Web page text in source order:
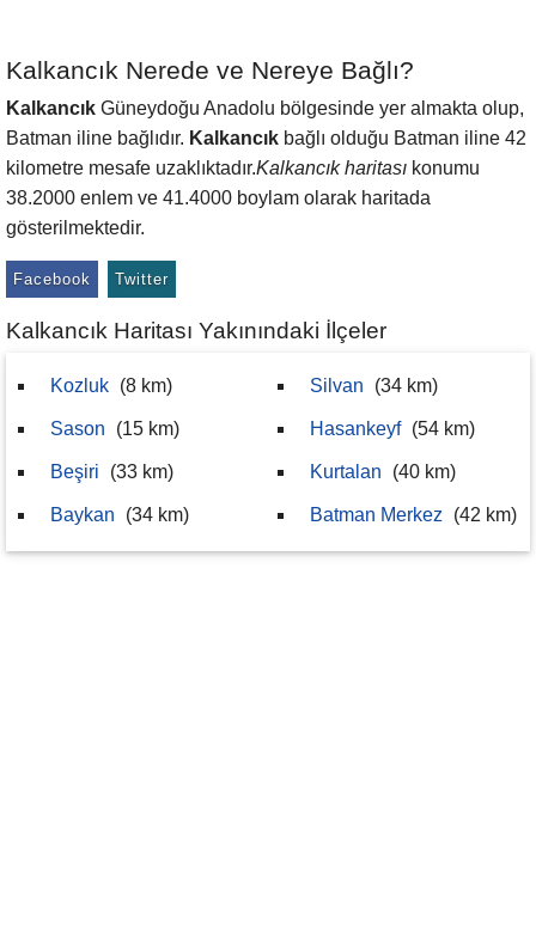
Kalkancık Nerede ve Nereye Bağlı?
Kalkancık Güneydoğu Anadolu bölgesinde yer almakta olup,
Batman iline bağlıdır. Kalkancık bağlı olduğu Batman iline 42
kilometre mesafe uzaklıktadır.Kalkancık haritası konumu
38.2000 enlem ve 41.4000 boylam olarak haritada
gösterilmektedir.
Facebook Twitter
Kalkancık Haritası Yakınındaki İlçeler
Kozluk (8 km)
Sason (15 km)
Beşiri (33 km)
Baykan (34 km)
Silvan (34 km)
Hasankeyf (54 km)
Kurtalan (40 km)
Batman Merkez (42 km)